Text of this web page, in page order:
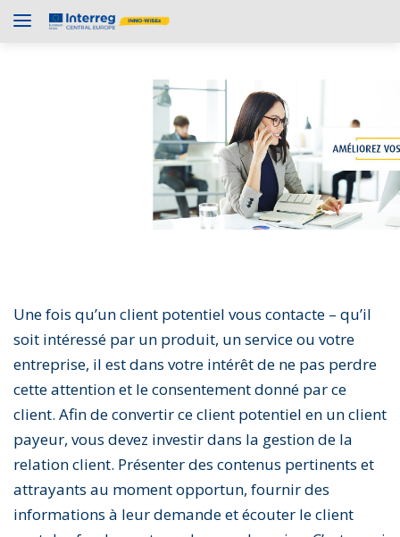
Une fois qu’un client potentiel vous contacte – qu’il
soit intéressé par un produit, un service ou votre
entreprise, il est dans votre intérêt de ne pas perdre
cette attention et le consentement donné par ce
client. Afin de convertir ce client potentiel en un client
payeur, vous devez investir dans la gestion de la
relation client. Présenter des contenus pertinents et
attrayants au moment opportun, fournir des
informations à leur demande et écouter le client